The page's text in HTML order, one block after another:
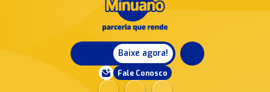
Baixe agora!
Fale Conosco